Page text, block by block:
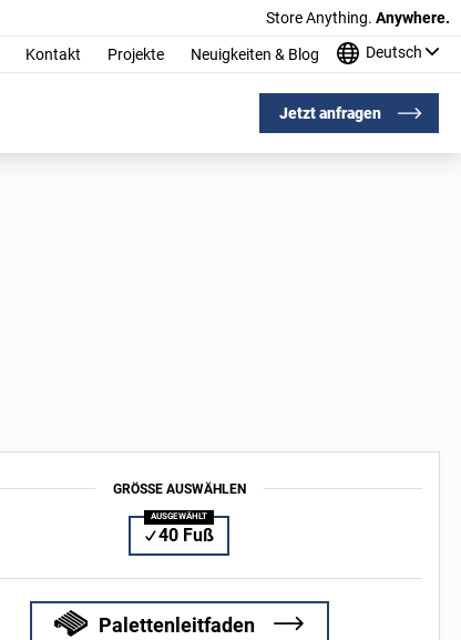
Store Anything. Anywhere.
Kontakt Projekte Neuigkeiten & Blog Deutsch
Jetzt anfragen
GRÖSSE AUSWÄHLEN
40 Fuß
Palettenleitfaden